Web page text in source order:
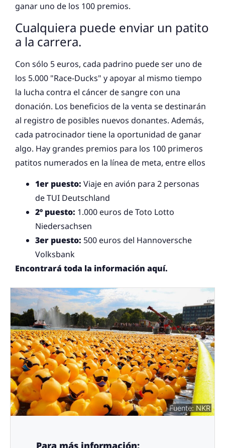
ganar uno de los 100 premios.
Cualquiera puede enviar un patito
a la carrera.
Con sólo 5 euros, cada padrino puede ser uno de
los 5.000 "Race-Ducks" y apoyar al mismo tiempo
la lucha contra el cáncer de sangre con una
donación. Los beneficios de la venta se destinarán
al registro de posibles nuevos donantes. Además,
cada patrocinador tiene la oportunidad de ganar
algo. Hay grandes premios para los 100 primeros
patitos numerados en la línea de meta, entre ellos
1er puesto: Viaje en avión para 2 personas
de TUI Deutschland
2º puesto: 1.000 euros de Toto Lotto
Niedersachsen
3er puesto: 500 euros del Hannoversche
Volksbank
Encontrará toda la información aquí.
Fuente: NKR